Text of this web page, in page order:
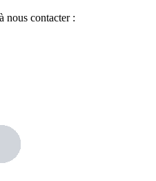
nous contacter :